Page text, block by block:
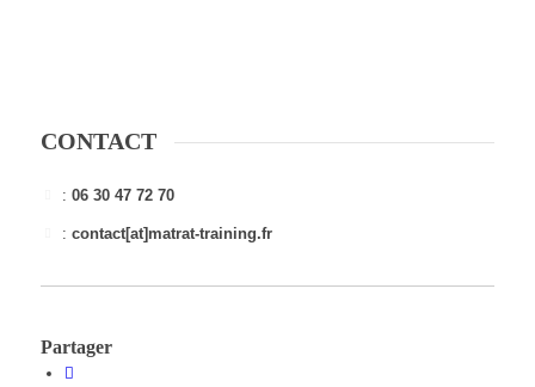
CONTACT
:06 30 47 72 70
:contact[at]matrat-training.fr
Partager